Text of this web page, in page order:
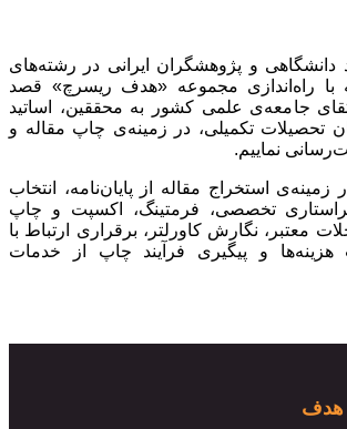
دانشگاهی و پژوهشگران ایرانی در رشته‌های
با راه‌اندازی مجموعه «هدف ریسرچ» قصد
جامعه‌ی علمی کشور به محققین، اساتید
تحصیلات تکمیلی، در زمینه‌ی چاپ مقاله و
نماییم.
استخراج مقاله از پایان‌نامه، انتخاب
تخصصی، فرمتینگ، اکسپت و چاپ
معتبر، نگارش کاورلتر، برقراری ارتباط با
هزینه‌ها و پیگیری فرآیند چاپ از خدمات
هدف